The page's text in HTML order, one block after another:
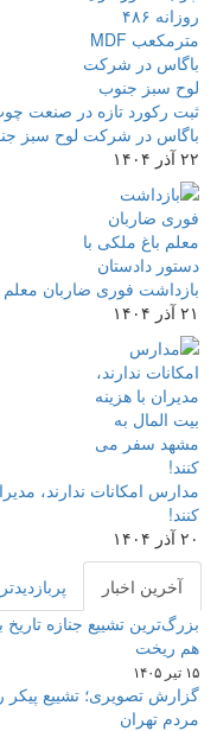
باگاس در شرکت لوح سبز
۲۲ آذر ۱۴۰۴
بازداشت فوری ضاربان معلم
۲۱ آذر ۱۴۰۴
مدارس امکانات ندارند،
کنند!
۲۰ آذر ۱۴۰۴
آخرین اخبار
بزرگ‌ترین تشییع جنازه
هم ریخت
۱۵ تیر ۱۴۰۵
گزارش تصویری؛ تشییع پیکر
مردم تهران